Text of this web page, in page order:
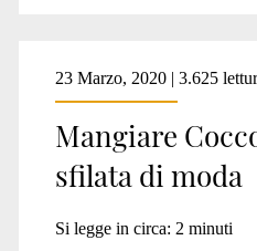
23 Marzo, 2020 | 3.625
Mangiare
sfilata di moda
Si legge in circa: 2 minuti